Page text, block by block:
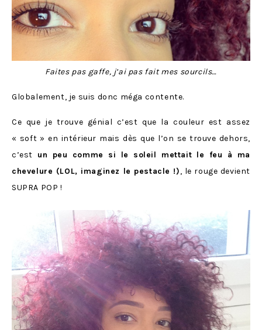
Faites pas gaffe, j’ai pas fait mes sourcils…
Globalement, je suis donc méga contente.
Ce que je trouve génial c’est que la couleur est assez
« soft » en intérieur mais dès que l’on se trouve dehors,
c’est un peu comme si le soleil mettait le feu à ma
chevelure (LOL, imaginez le pestacle !), le rouge devient
SUPRA POP !